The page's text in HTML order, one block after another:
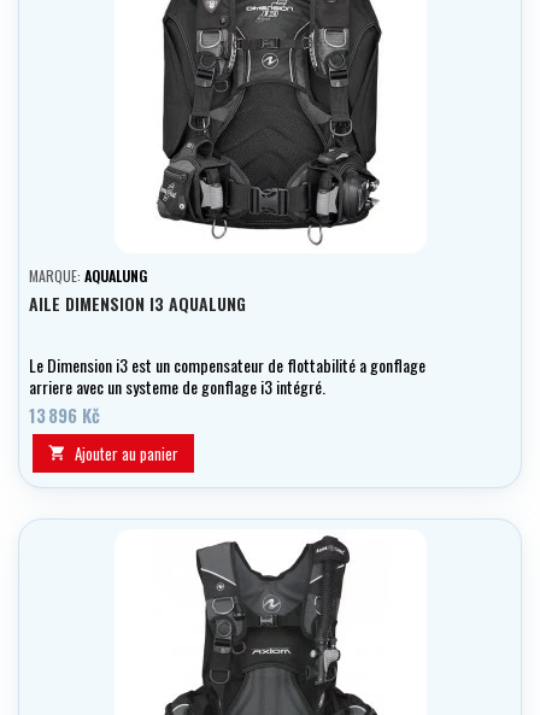
MARQUE: AQUALUNG
AILE DIMENSION I3 AQUALUNG
Le Dimension i3 est un compensateur de flottabilité a gonflage
arriere avec un systeme de gonflage i3 intégré.
13 896 Kč
 Ajouter au panier